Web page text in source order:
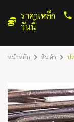
ราคาเหล็ก
วันนี้
หน้าหลัก สินค้า ป